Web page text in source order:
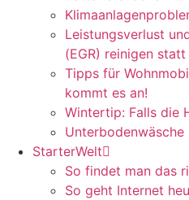
Leistungsverlust
(EGR) reinigen
Tipps für
kommt es an!
Wintertip: Falls die
Unterbodenwäsche
StarterWelt
So findet man das
So geht Internet